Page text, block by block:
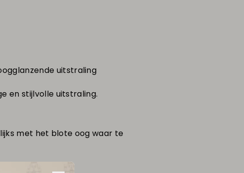
uitstraling
en stijlvolle uitstraling.
met het blote oog waar te